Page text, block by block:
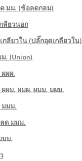
มม. (ข้อลดกลม)
ลียวนอก
กลียวใน (ปลั๊กอุดเกลียวใน)
. (Union)
ผผ.
ผม. ผมผ. ผมม. มผม.
มมม.
ด มมม.
มม.